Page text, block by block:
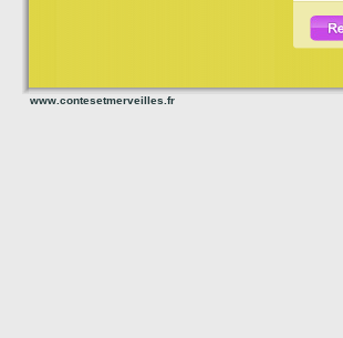
www.contesetmerveilles.fr